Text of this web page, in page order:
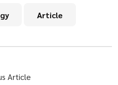
Article
Article